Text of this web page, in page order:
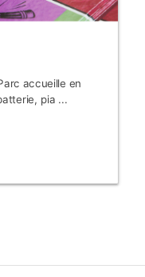
accueille en
pia ...